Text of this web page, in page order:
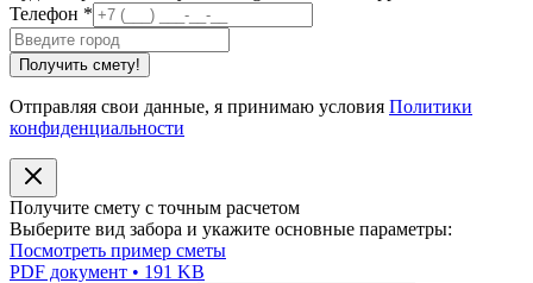
Телефон *
Получить смету!
Отправляя свои данные, я принимаю условия Политики
конфиденциальности
Получите смету с точным расчетом
Выберите вид забора и укажите основные параметры:
Посмотреть пример сметы
PDF документ • 191 KB